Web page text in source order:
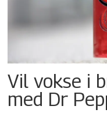
Vil vokse i
med Dr